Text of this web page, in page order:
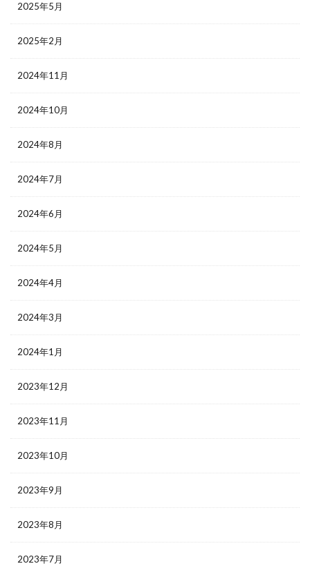
2025年5月
2025年2月
2024年11月
2024年10月
2024年8月
2024年7月
2024年6月
2024年5月
2024年4月
2024年3月
2024年1月
2023年12月
2023年11月
2023年10月
2023年9月
2023年8月
2023年7月